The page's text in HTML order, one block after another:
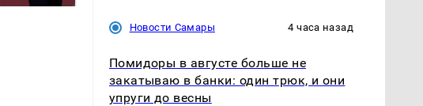
Новости Самары 4 часа назад
Помидоры в августе больше не
закатываю в банки: один трюк, и они
упруги до весны